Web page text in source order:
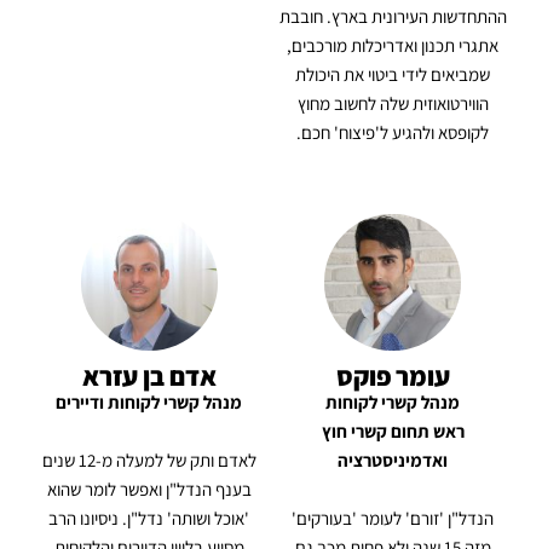
ההתחדשות העירונית בארץ. חובבת
אתגרי תכנון ואדריכלות מורכבים,
שמביאים לידי ביטוי את היכולת
הווירטואוזית שלה לחשוב מחוץ
לקופסא ולהגיע ל'פיצוח' חכם.
עומר פוקס
מנהל קשרי לקוחות
ראש תחום קשרי חוץ
ואדמיניסטרציה
הנדל"ן 'זורם' לעומר 'בעורקים'
אדם בן עזרא
מנהל קשרי לקוחות ודיירים
לאדם ותק של למעלה מ-12 שנים
בענף הנדל"ן ואפשר לומר שהוא
'אוכל ושותה' נדל"ן. ניסיונו הרב